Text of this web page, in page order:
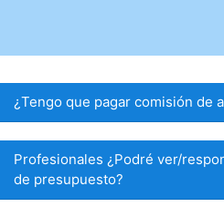
¿Tengo que pagar comisión de
La respuesta esNO,
posibilidad de solicitar
todos los profesionales
Profesionales ¿Podré ver/
de presupuesto?